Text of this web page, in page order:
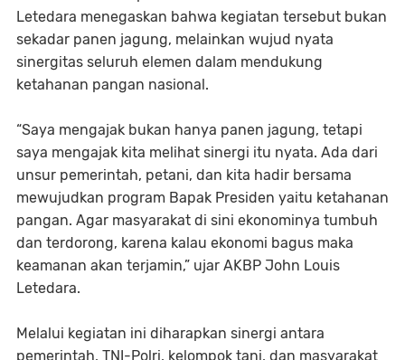
Letedara menegaskan bahwa kegiatan tersebut bukan
sekadar panen jagung, melainkan wujud nyata
sinergitas seluruh elemen dalam mendukung
ketahanan pangan nasional.
“Saya mengajak bukan hanya panen jagung, tetapi
saya mengajak kita melihat sinergi itu nyata. Ada dari
unsur pemerintah, petani, dan kita hadir bersama
mewujudkan program Bapak Presiden yaitu ketahanan
pangan. Agar masyarakat di sini ekonominya tumbuh
dan terdorong, karena kalau ekonomi bagus maka
keamanan akan terjamin,” ujar AKBP John Louis
Letedara.
Melalui kegiatan ini diharapkan sinergi antara
pemerintah, TNI-Polri, kelompok tani, dan masyarakat